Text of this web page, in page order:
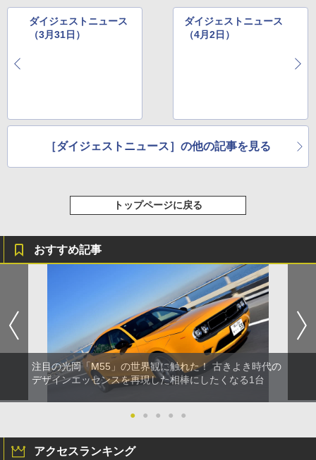
ダイジェストニュース
（3月31日）
ダイジェストニュース
（4月2日）
［ダイジェストニュース］の他の記事を見る
トップページに戻る
おすすめ記事
注目の光岡「M55」の世界観に触れた！ 古きよき時代の
デザインエッセンスを再現した相棒にしたくなる1台
● ● ● ● ●
アクセスランキング